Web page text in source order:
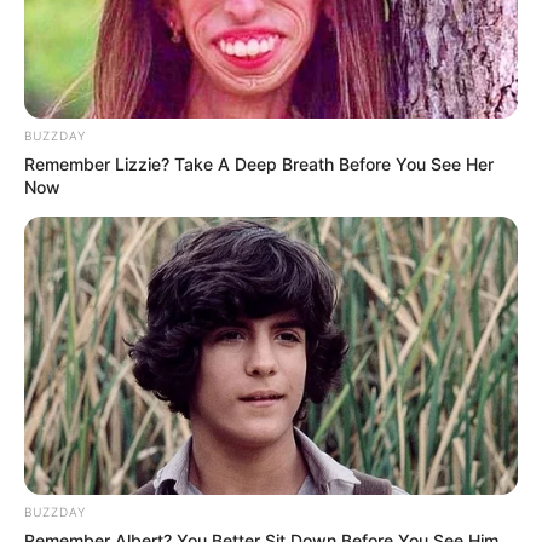
Tampil Lebih Modern, 7 Potret
Hasil Renovasi Rumah Berusia
90 Tahun
BUZZDAY
Remember Lizzie? Take A Deep Breath Before You See Her
Now
BUZZDAY